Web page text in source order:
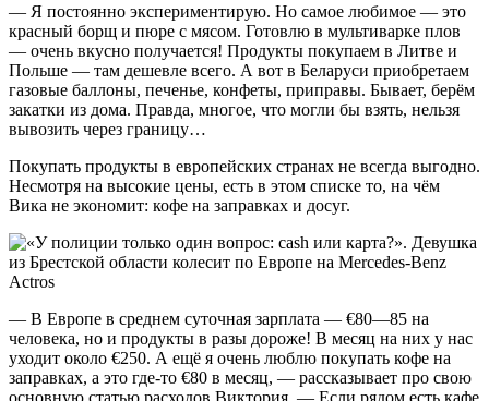
— Я постоянно экспериментирую. Но самое любимое — это
красный борщ и пюре с мясом. Готовлю в мультиварке плов
— очень вкусно получается! Продукты покупаем в Литве и
Польше — там дешевле всего. А вот в Беларуси приобретаем
газовые баллоны, печенье, конфеты, приправы. Бывает, берём
закатки из дома. Правда, многое, что могли бы взять, нельзя
вывозить через границу…
Покупать продукты в европейских странах не всегда выгодно.
Несмотря на высокие цены, есть в этом списке то, на чём
Вика не экономит: кофе на заправках и досуг.
— В Европе в среднем суточная зарплата — €80—85 на
человека, но и продукты в разы дороже! В месяц на них у нас
уходит около €250. А ещё я очень люблю покупать кофе на
заправках, а это где-то €80 в месяц, — рассказывает про свою
основную статью расходов Виктория. — Если рядом есть кафе